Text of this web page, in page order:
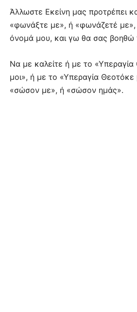
Άλλωστε Εκείνη μας προτρέπει
«φωνάξτε με», ή «φωνάζετέ
όνομά μου, και γω θα σας βοηθώ
Να με καλείτε ή με το «Υπεραγία
μοι», ή με το «Υπεραγία
«σώσον με», ή «σώσον ημάς».